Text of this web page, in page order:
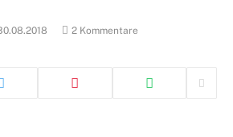
2 Kommentare